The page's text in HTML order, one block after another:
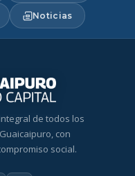
Noticias
de todos los
con
social.